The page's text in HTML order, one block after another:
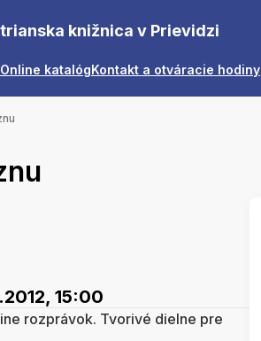
knižnica v Prievidzi
Online katalógKontakt a otváracie hodiny
15:00
rozprávok. Tvorivé dielne pre